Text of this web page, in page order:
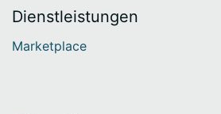
Dienstleistungen
Marketplace